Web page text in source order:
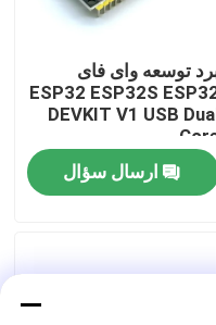
توسعه وای فای
ESP32 ESP32S
DEVKIT V1 USB
ارسال سؤال